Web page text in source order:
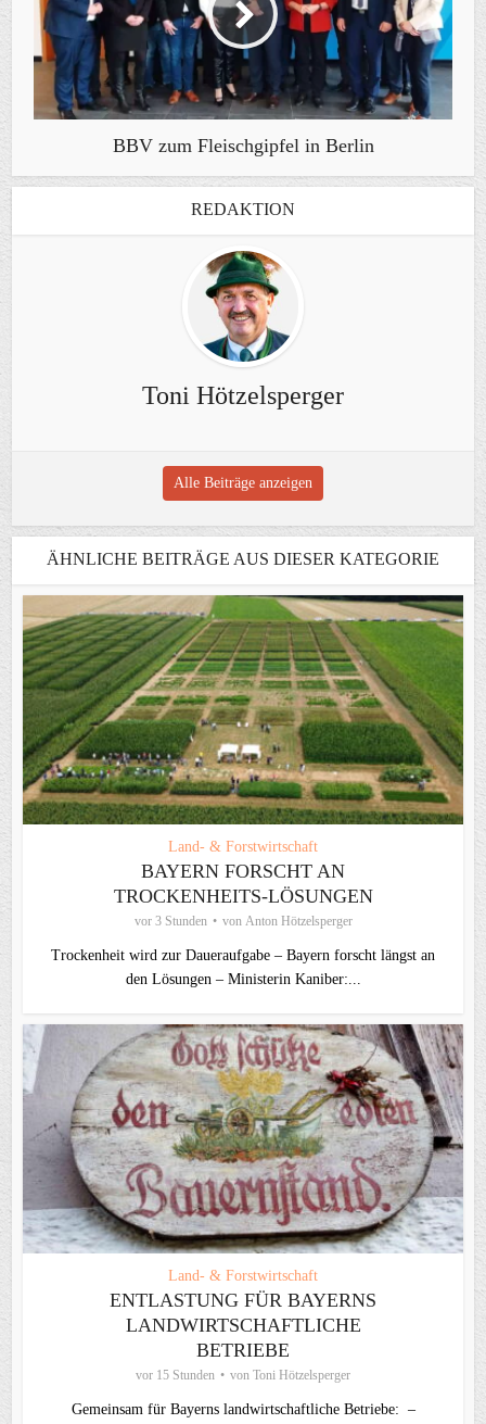
BBV zum Fleischgipfel in Berlin
REDAKTION
Toni Hötzelsperger
Alle Beiträge anzeigen
ÄHNLICHE BEITRÄGE AUS DIESER KATEGORIE
Land- & Forstwirtschaft
BAYERN FORSCHT AN
TROCKENHEITS-LÖSUNGEN
vor 3 Stunden von Anton Hötzelsperger
Trockenheit wird zur Daueraufgabe – Bayern forscht längst an
den Lösungen – Ministerin Kaniber:...
Land- & Forstwirtschaft
ENTLASTUNG FÜR BAYERNS
LANDWIRTSCHAFTLICHE
BETRIEBE
vor 15 Stunden von Toni Hötzelsperger
Gemeinsam für Bayerns landwirtschaftliche Betriebe: –